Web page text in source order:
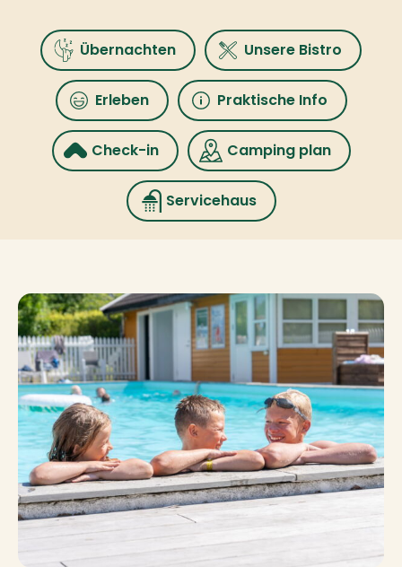
Übernachten Unsere Bistro
Erleben Praktische Info
Check-in Camping plan
Servicehaus